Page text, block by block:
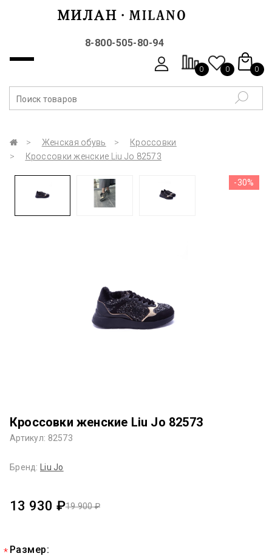
8-800-505-80-94
0 0 0
Женская обувь
Кроссовки
Кроссовки женские Liu Jo 82573
-30%
Кроссовки женские Liu Jo 82573
Артикул: 82573
Бренд: Liu Jo
19 900 ₽
13 930 ₽
Размер: